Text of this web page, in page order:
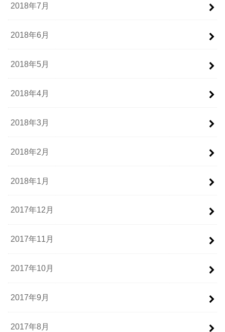
2018年7月
2018年6月
2018年5月
2018年4月
2018年3月
2018年2月
2018年1月
2017年12月
2017年11月
2017年10月
2017年9月
2017年8月